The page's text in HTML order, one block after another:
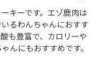
キーです。エゾ鹿肉は
るわんちゃんにおすす
も豊富で、カロリーや
んにもおすすめです。